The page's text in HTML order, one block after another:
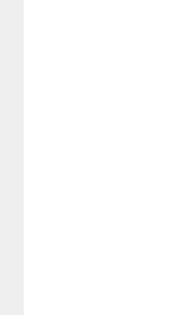
นางสา
นักจิตวิ